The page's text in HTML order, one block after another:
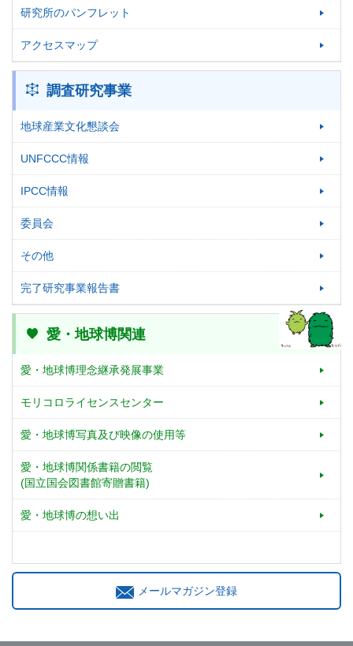
研究所のパンフレット
アクセスマップ
調査研究事業
地球産業文化懇談会
UNFCCC情報
IPCC情報
委員会
その他
完了研究事業報告書
愛・地球博関連
愛・地球博理念継承発展事業
モリコロライセンスセンター
愛・地球博写真及び映像の使用等
愛・地球博関係書籍の閲覧
(国立国会図書館寄贈書籍)
愛・地球博の想い出
メールマガジン登録